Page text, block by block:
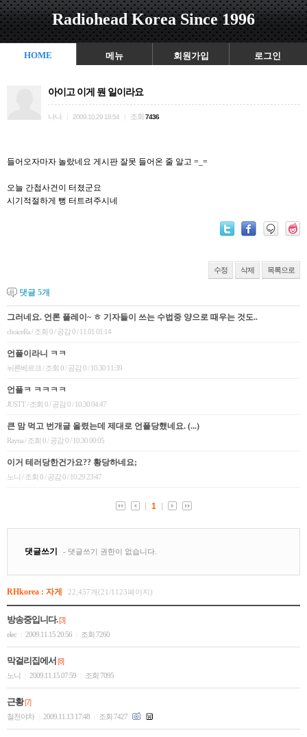
Radiohead Korea Since 1996
HOME 메뉴 회원가입 로그인
아이고 이게 뭔 일이라요
나나 2009.10.29 18:54 조회 7436
들어오자마자 놀랐네요 게시판 잘못 들어온 줄 알고 =_=
오늘 간첩사건이 터졌군요
시기적절하게 뻥 터트려주시네
수정 삭제 목록으로
댓글 5개
RHkorea : 자게 22,457개(21/1123페이지)
방송중입니다.[3]
elec
2009.11.15 20:56 조회 7260
막걸리집에서 [8]
노니
2009.11.15 07:59 조회 7095
근황[7]
철천야차
2009.11.13 17:48 조회 7427